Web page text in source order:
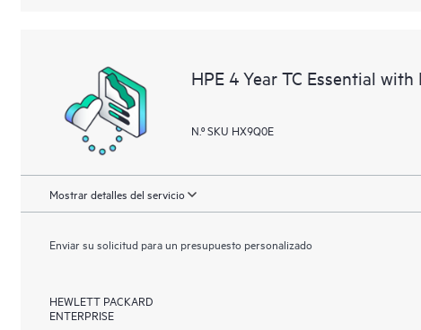
HPE 4 Year TC Essential
N.º SKU HX9Q0E
Mostrar detalles del servicio
Enviar su solicitud para un presupuesto personalizado
HEWLETT PACKARD
ENTERPRISE